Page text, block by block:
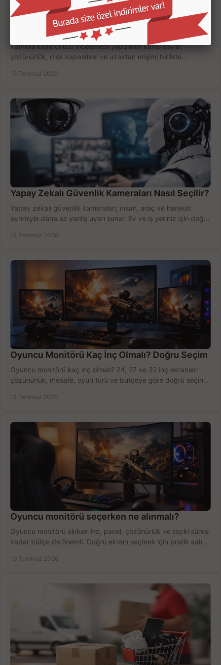
Kamera Kayıt Cihazı İncelemesi Nasıl Yapılır?
Kamera kayıt cihazı incelemesi yaparken kanal sayısı,
çözünürlük, disk kapasitesi ve uzaktan erişimi birlikte
16 Temmuz 2026
Yapay Zekalı Güvenlik Kameraları Nasıl Seçilir?
Yapay zekalı güvenlik kameraları; insan, araç ve hareket
ayrımıyla daha az yanlış uyarı sunar. Ev ve iş yeriniz için doğru
14 Temmuz 2026
Oyuncu Monitörü Kaç İnç Olmalı? Doğru Seçim
Oyuncu monitörü kaç inç olmalı? 24, 27 ve 32 inç ekranları
çözünürlük, mesafe, oyun türü ve bütçeye göre doğru seçin,
12 Temmuz 2026
Oyuncu monitörü seçerken ne alınmalı?
Oyuncu monitörü alırken Hz, panel, çözünürlük ve tepki süresi
kadar bütçe de önemli. Doğru ekranı seçmek için pratik satın
10 Temmuz 2026